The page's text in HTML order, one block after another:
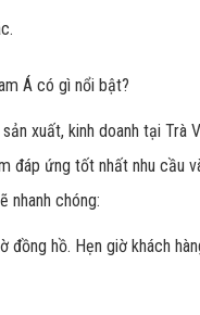
Á có gì nổi bật?
xuất, kinh doanh tại Trà
đáp ứng tốt nhất nhu cầu
nhanh chóng:
hồ. Hẹn giờ khách